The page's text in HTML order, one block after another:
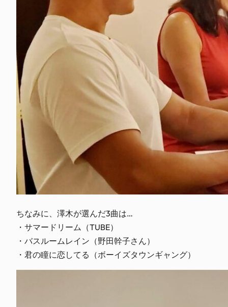
ちなみに、澤木が選んだ3曲は…
・サマードリーム（TUBE）
・バスルームレイン（野田幹子さん）
・君の瞳に恋してる（ボーイズタウンギャング）